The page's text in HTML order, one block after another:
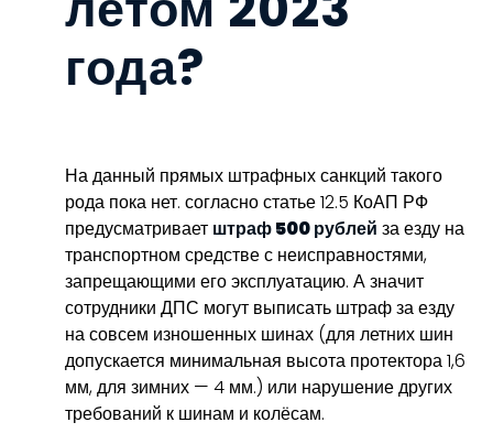
года?
На данный прямых штрафных санкций такого
рода пока нет. согласно статье 12.5 КоАП РФ
предусматривает штраф 500 рублей за езду на
транспортном средстве с неисправностями,
запрещающими его эксплуатацию. А значит
сотрудники ДПС могут выписать штраф за езду
на совсем изношенных шинах (для летних шин
допускается минимальная высота протектора 1,6
мм, для зимних — 4 мм.) или нарушение других
требований к шинам и колёсам.